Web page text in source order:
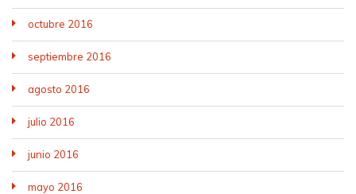
octubre 2016
septiembre 2016
agosto 2016
julio 2016
junio 2016
mayo 2016